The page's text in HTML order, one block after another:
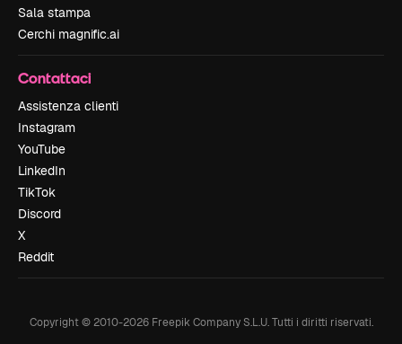
Sala stampa
Cerchi magnific.ai
Contattaci
Assistenza clienti
Instagram
YouTube
LinkedIn
TikTok
Discord
X
Reddit
Copyright © 2010-2026Freepik Company S.L.U. Tutti i diritti riservati.